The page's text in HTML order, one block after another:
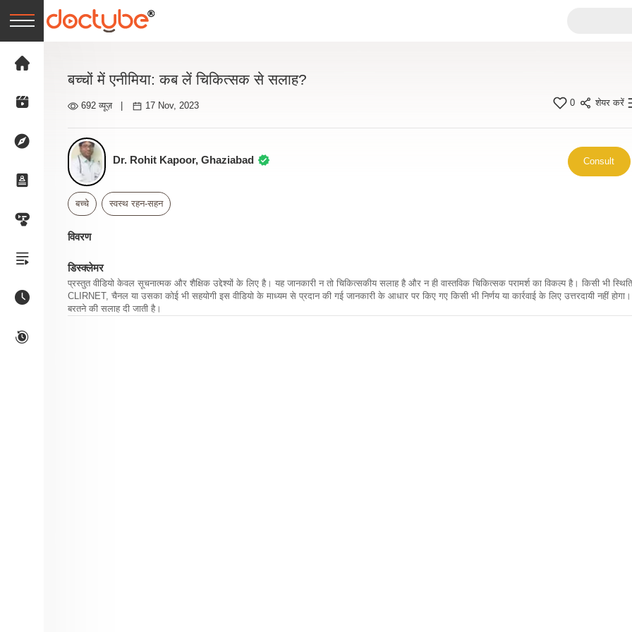
बच्चों में एनीमिया: कब लें चिकित्सक से सलाह?
692 व्यूज़ 17 Nov, 2023 0 शेयर करें
Dr. Rohit Kapoor, Ghaziabad Consult
बच्चे स्वस्थ रहन-सहन
विवरण
डिस्क्लेमर
प्रस्तुत वीडियो केवल सूचनात्मक और शैक्षिक उद्देश्यों के लिए है। यह जानकारी न तो चिकित्सकीय सलाह है और न ही वास्तविक चिकित्सक परामर्श का विकल्प है। किसी भी
CLIRNET, चैनल या उसका कोई भी सहयोगी इस वीडियो के माध्यम से प्रदान की गई जानकारी के आधार पर किए गए किसी भी निर्णय या कार्रवाई के लिए उत्तरदायी नहीं होगा।
बरतने की सलाह दी जाती है।